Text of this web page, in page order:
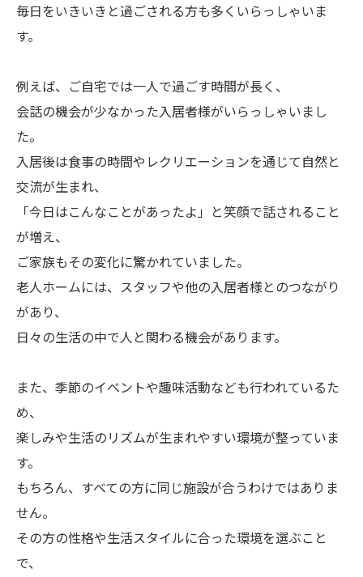
毎日をいきいきと過ごされる方も多くいらっしゃいま
す。
例えば、ご自宅では一人で過ごす時間が長く、
会話の機会が少なかった入居者様がいらっしゃいまし
た。
入居後は食事の時間やレクリエーションを通じて自然と
交流が生まれ、
「今日はこんなことがあったよ」と笑顔で話されること
が増え、
ご家族もその変化に驚かれていました。
老人ホームには、スタッフや他の入居者様とのつながり
があり、
日々の生活の中で人と関わる機会があります。
また、季節のイベントや趣味活動なども行われているた
め、
楽しみや生活のリズムが生まれやすい環境が整っていま
す。
もちろん、すべての方に同じ施設が合うわけではありま
せん。
その方の性格や生活スタイルに合った環境を選ぶこと
で、